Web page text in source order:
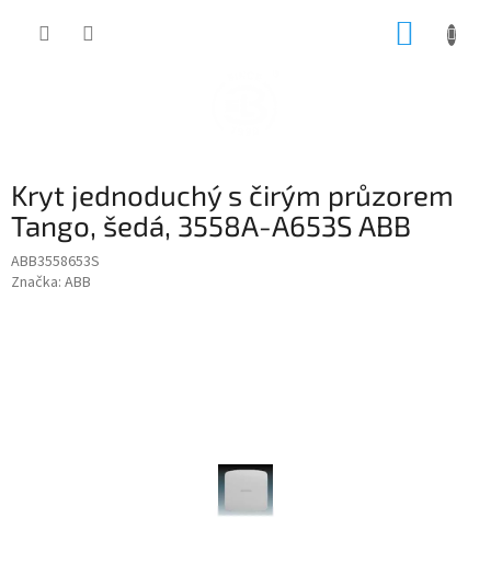
Kryt jednoduchý s čirým průzorem
Tango, šedá, 3558A-A653S ABB
ABB3558653S
Značka: ABB